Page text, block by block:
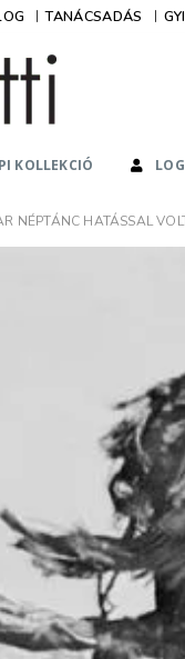
TANÁCSADÁS
KOLLEKCIÓ
NÉPTÁNC HATÁSSAL